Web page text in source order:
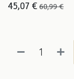
45,07 € 60,99€